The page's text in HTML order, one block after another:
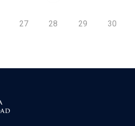
27 28 29 30